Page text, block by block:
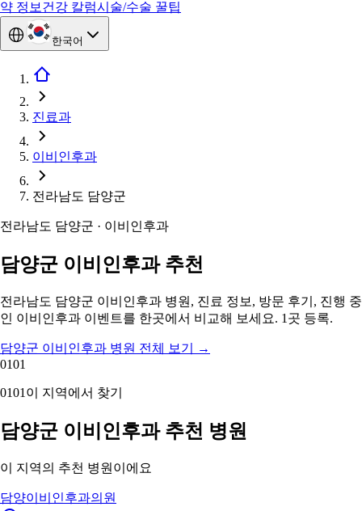
약 정보 건강 칼럼시술/수술 꿀팁
한국어
진료과
이비인후과
전라남도 담양군
전라남도 담양군 · 이비인후과
담양군 이비인후과 추천
전라남도 담양군 이비인후과 병원, 진료 정보, 방문 후기, 진행 중
인 이비인후과 이벤트를 한곳에서 비교해 보세요. 1곳 등록.
담양군 이비인후과 병원 전체 보기
→
0101
0101 이 지역에서 찾기
담양군 이비인후과 추천 병원
이 지역의 추천 병원이에요
담양이비인후과의원